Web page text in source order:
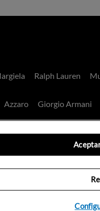
Ralph Lauren
Azzaro Giorgio Armani
Urban Decay